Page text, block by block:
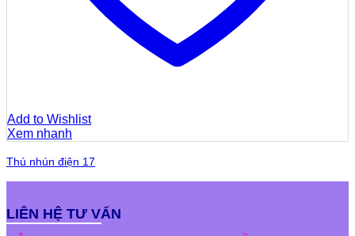
Add to Wishlist
Xem nhanh
Thú nhún điện 17
LIÊN HỆ TƯ VẤN